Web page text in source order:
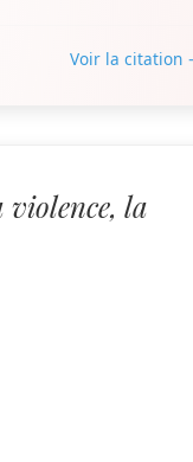
Voir la citation
violence, la